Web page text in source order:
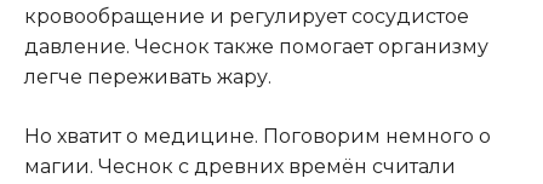
кровообращение и регулирует сосудистое
давление. Чеснок также помогает организму
легче переживать жару.
Но хватит о медицине. Поговорим немного о
магии. Чеснок с древних времён считали